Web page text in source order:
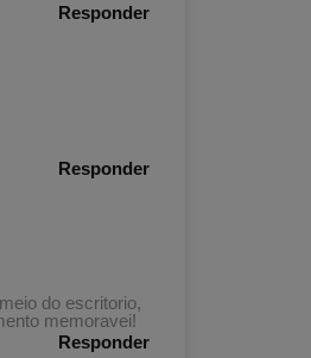
Responder
Responder
do escritorio,
memoravei!
Responder